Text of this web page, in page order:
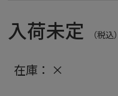
入荷未定 （税込
在庫： ×